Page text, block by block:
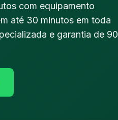
com equipamento
até 30 minutos em toda
e garantia de 90